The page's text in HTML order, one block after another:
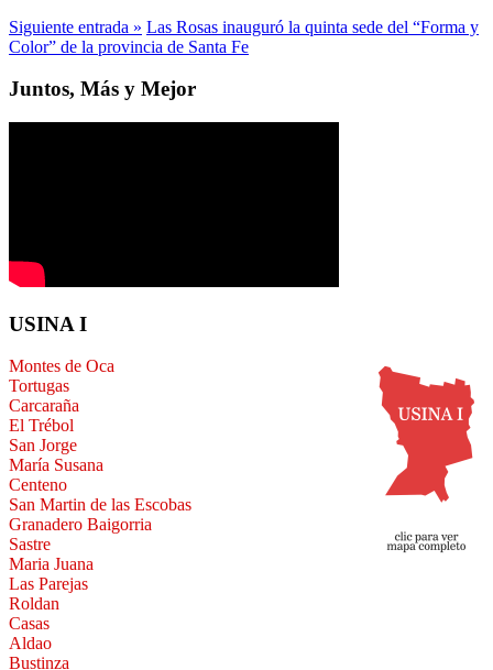
Siguiente entrada » Las Rosas inauguró la quinta sede del “Forma y
Color” de la provincia de Santa Fe
Juntos, Más y Mejor
USINA I
Montes de Oca
Tortugas
Carcaraña
El Trébol
San Jorge
María Susana
Centeno
San Martin de las Escobas
Granadero Baigorria
Sastre
Maria Juana
Las Parejas
Roldan
Casas
Aldao
Bustinza